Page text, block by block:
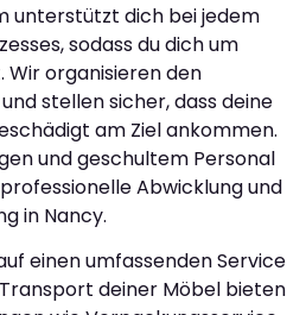
unterstützt dich bei jedem
sodass du dich um
organisieren den
stellen sicher, dass deine
am Ziel ankommen.
und geschultem Personal
Abwicklung und
in Nancy.
einen umfassenden Service
deiner Möbel bieten